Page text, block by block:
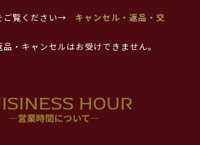
ご覧ください→
キャンセル・返品・交
・キャンセルはお受けできません。